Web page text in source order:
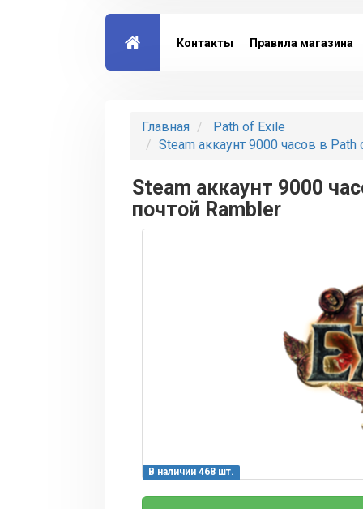
Контакты Правила магазина
Главная
Path of Exile
Steam аккаунт 9000 часов в
Steam аккаунт 9000
почтой Rambler
В наличии 468 шт.